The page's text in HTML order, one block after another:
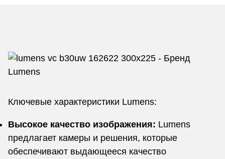
Ключевые характеристики Lumens:
Высокое качество изображения: Lumens
предлагает камеры и решения, которые
обеспечивают выдающееся качество